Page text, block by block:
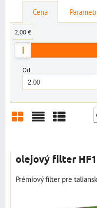
Cena
Od:
2,00 €
olejový filter
Prémiový filter pre